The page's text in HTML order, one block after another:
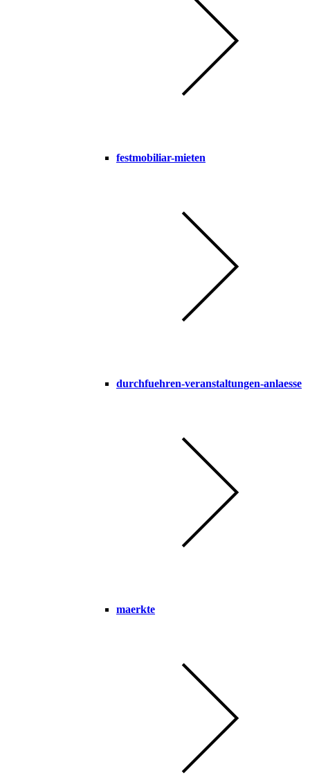
festmobiliar-mieten
durchfuehren-veranstaltungen-anlaesse
maerkte